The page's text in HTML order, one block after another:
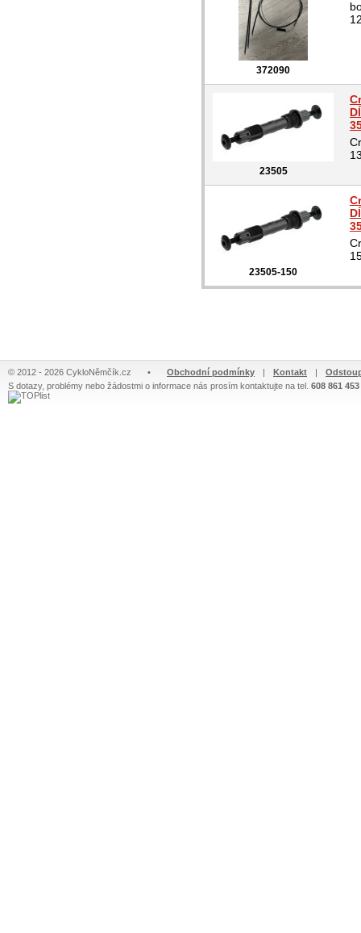
372090
23505
23505-150
© 2012 - 2026 CykloNěmčík.cz • Obchodní podmínky | Kontakt |
S dotazy, problémy nebo žádostmi o informace nás prosím kontaktujte na tel. 608 861 453